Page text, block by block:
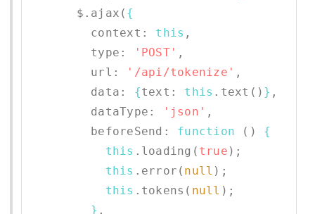
      $.ajax(
{
        context:
this ,
        type:
'POST' ,
        url:
'/api/tokenize' ,
        data:
{text: this .text() } ,
        dataType:
'json' ,
        beforeSend:
function () {
this .loading( true );
this .error( null );
this .tokens( null );
} ,